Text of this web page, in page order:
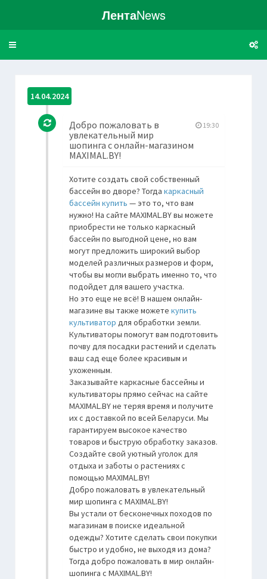
ЛентаNews
Toggle
14.04.2024
19:30
Добро пожаловать в
увлекательный мир
шопинга с онлайн-магазином
MAXIMAL.BY!
Хотите создать свой собственный
бассейн во дворе? Тогда каркасный
бассейн купить — это то, что вам
нужно! На сайте MAXIMAL.BY вы можете
приобрести не только каркасный
бассейн по выгодной цене, но вам
могут предложить широкий выбор
моделей различных размеров и форм,
чтобы вы могли выбрать именно то, что
подойдет для вашего участка.
Но это еще не всё! В нашем онлайн-
магазине вы также можете купить
культиватор для обработки земли.
Культиваторы помогут вам подготовить
почву для посадки растений и сделать
ваш сад еще более красивым и
ухоженным.
Заказывайте каркасные бассейны и
культиваторы прямо сейчас на сайте
MAXIMAL.BY не теряя время и получите
их с доставкой по всей Беларуси. Мы
гарантируем высокое качество
товаров и быструю обработку заказов.
Создайте свой уютный уголок для
отдыха и заботы о растениях с
помощью MAXIMAL.BY!
Добро пожаловать в увлекательный
мир шопинга с MAXIMAL.BY!
Вы устали от бесконечных походов по
магазинам в поиске идеальной
одежды? Хотите сделать свои покупки
быстро и удобно, не выходя из дома?
Тогда добро пожаловать в мир онлайн-
шопинга с MAXIMAL.BY!